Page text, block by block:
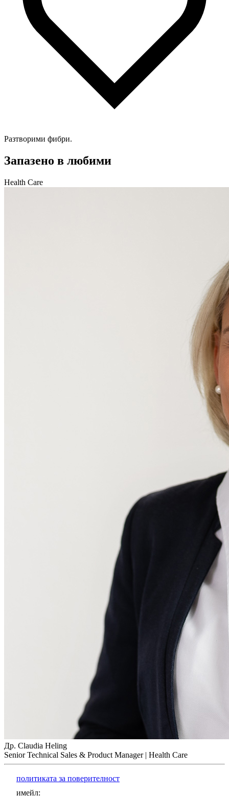
Разтворими фибри.
Запазено в любими
Health Care
Др. Claudia Heling
Senior Technical Sales & Product Manager | Health Care
политиката за поверителност
имейл: